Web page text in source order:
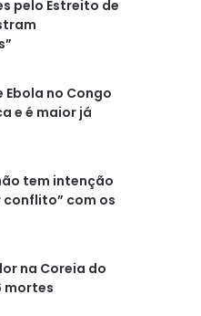
pelo Estreito de
Ebola no Congo
e é maior já
tem intenção
conflito” com os
na Coreia do
mortes